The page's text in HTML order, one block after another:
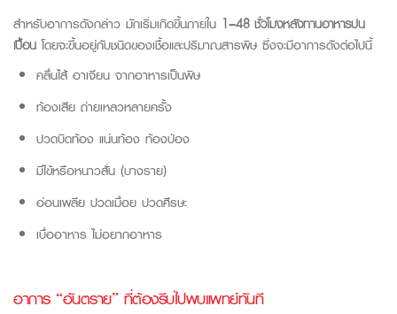
สำหรับอาการดังกล่าว มักเริ่มเกิดขึ้นภายใน 1–48 ชั่วโมงหลังทานอาหารปน
เปื้อน โดยจะขึ้นอยู่กับชนิดของเชื้อและปริมาณสารพิษ ซึ่งจะมีอาการดังต่อไปนี้
คลื่นไส้ อาเจียน จากอาหารเป็นพิษ
ท้องเสีย ถ่ายเหลวหลายครั้ง
ปวดบิดท้อง แน่นท้อง ท้องป่อง
มีไข้หรือหนาวสั่น (บางราย)
อ่อนเพลีย ปวดเมื่อย ปวดศีรษะ
เบื่ออาหาร ไม่อยากอาหาร
อาการ “อันตราย” ที่ต้องรีบไปพบแพทย์ทันที